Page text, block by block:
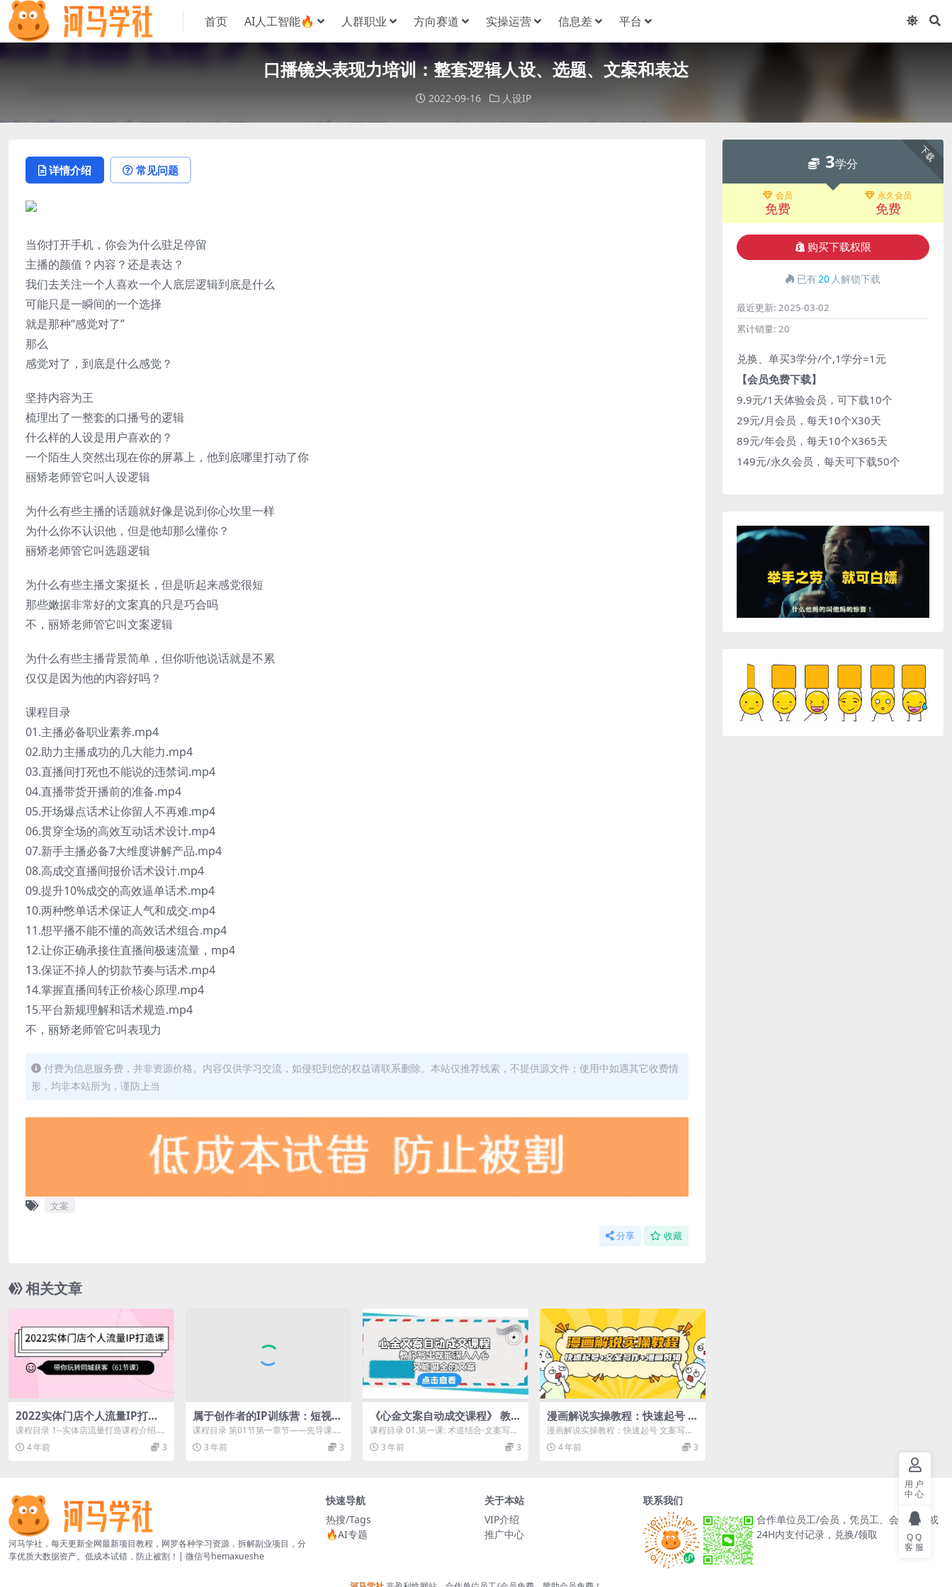
首页 AI人工智能🔥 人群职业 方向赛道 实操运营 信息差 平台
口播镜头表现力培训：整套逻辑人设、选题、文案和表达
2022-09-16 人设IP
详情介绍 常见问题
当你打开手机，你会为什么驻足停留
主播的颜值？内容？还是表达？
我们去关注一个人喜欢一个人底层逻辑到底是什么
可能只是一瞬间的一个选择
就是那种“感觉对了”
那么
感觉对了，到底是什么感觉？
坚持内容为王
梳理出了一整套的口播号的逻辑
什么样的人设是用户喜欢的？
一个陌生人突然出现在你的屏幕上，他到底哪里打动了你
丽矫老师管它叫人设逻辑
为什么有些主播的话题就好像是说到你心坎里一样
为什么你不认识他，但是他却那么懂你？
丽矫老师管它叫选题逻辑
为什么有些主播文案挺长，但是听起来感党很短
那些嫩据非常好的文案真的只是巧合吗
不，丽矫老师管它叫文案逻辑
为什么有些主播背景简单，但你听他说话就是不累
仅仅是因为他的内容好吗？
课程目录
01.主播必备职业素养.mp4
02.助力主播成功的几大能力.mp4
03.直播间打死也不能说的违禁词.mp4
04.直播带货开播前的准备.mp4
05.开场爆点话术让你留人不再难.mp4
06.贯穿全场的高效互动话术设计.mp4
07.新手主播必备7大维度讲解产品.mp4
08.高成交直播间报价话术设计.mp4
09.提升10%成交的高效逼单话术.mp4
10.两种憋单话术保证人气和成交.mp4
11.想平播不能不懂的高效话术组合.mp4
12.让你正确承接住直播间极速流量，mp4
13.保证不掉人的切款节奏与话术.mp4
14.掌握直播间转正价核心原理.mp4
15.平台新规理解和话术规造.mp4
不，丽矫老师管它叫表现力
付费为信息服务费，并非资源价格。内容仅供学习交流，如侵犯到您的权益请联系删除。本站仅推荐线索，不提供源文件；使用中如遇其它收费情
形，均非本站所为，谨防上当
文案
分享 收藏
相关文章
2022实体门店个人流量IP打造
课：带你玩转同城获客（61节
课）
课程目录 1--实体店流量打造课程介绍.m
p4 2--第一章1，个人经历.mp4...
4 年前 3
属于创作者的IP训练营：短视频
从0到1、思维与认知实操课（9
节课）
课程目录 第01节第一章节——先导课.m
p4 第02节第二章节——账号定位策路
及...3 年前 3
《心金文案自动成交课程》 教你
写出既能深入人心、又能吸金的
文案
课程目录 01.第一课: 术道结合-文案写作
的底层逻辑 02,第二课: 学握用户...
3 年前 3
漫画解说实操教程：快速起号 文
案写作 漫画剪辑（全部流程）
漫画解说实操教程：快速起号 文案写作
漫画剪辑（全部流程） 课程大纲 1.快速
起...4 年前 3
下载
3学分
会员
免费
永久会员
免费
购买下载权限
已有20 人解锁下载
最近更新: 2025-03-02
累计销量: 20
兑换、单买3学分/个,1学分=1元
【会员免费下载】
9.9元/1天体验会员，可下载10个
29元/月会员，每天10个X30天
89元/年会员，每天10个X365天
149元/永久会员，每天可下载50个
河马学社，每天更新全网最新项目教程，网罗各种学习资源，拆解副业项目，分
享优质大数据资产。低成本试错，防止被割！| 微信号hemaxueshe
快速导航
热搜/Tags
🔥AI专题
关于本站
VIP介绍
推广中心
联系我们
合作单位员工/会员，凭员工、会员卡号或
24H内支付记录，兑换/领取
用户
中心
QQ
客服